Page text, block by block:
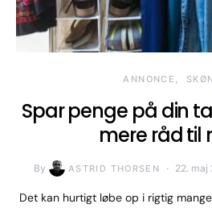
ANNONCE
Spar penge på din
mere råd til
By ASTRID THORSEN 22. maj
Det kan hurtigt løbe op i rigtig